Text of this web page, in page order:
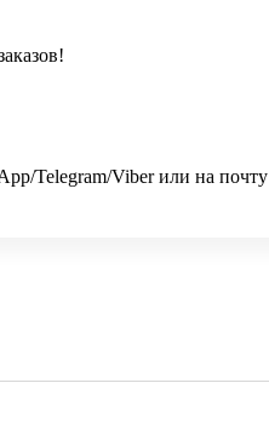
Telegram/Viber или на почту